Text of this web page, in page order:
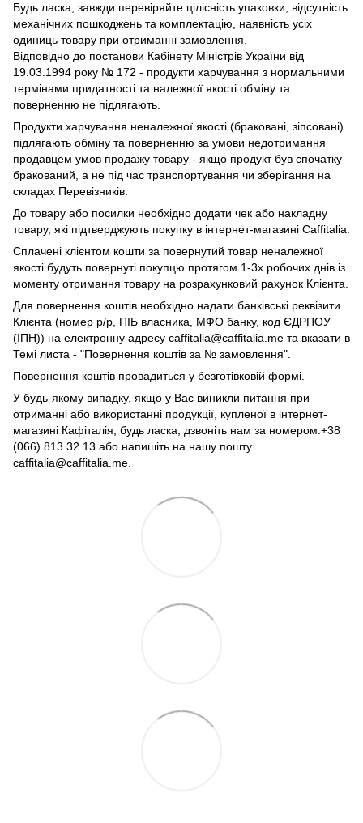
Будь ласка, завжди перевіряйте цілісність упаковки, відсутність
механічних пошкоджень та комплектацію, наявність усіх
одиниць товару при отриманні замовлення.
Відповідно до постанови Кабінету Міністрів України від
19.03.1994 року № 172 - продукти харчування з нормальними
термінами придатності та належної якості обміну та
поверненню не підлягають.
Продукти харчування неналежної якості (браковані, зіпсовані)
підлягають обміну та поверненню за умови недотримання
продавцем умов продажу товару - якщо продукт був спочатку
бракований, а не під час транспортування чи зберігання на
складах Перевізників.
До товару або посилки необхідно додати чек або накладну
товару, які підтверджують покупку в інтернет-магазині Caffitalia.
Сплачені клієнтом кошти за повернутий товар неналежної
якості будуть повернуті покупцю протягом 1-3х робочих днів із
моменту отримання товару на розрахунковий рахунок Клієнта.
Для повернення коштів необхідно надати банківські реквізити
Клієнта (номер р/р, ПІБ власника, МФО банку, код ЄДРПОУ
(ІПН)) на електронну адресу caffitalia@caffitalia.me та вказати в
Темі листа - "Повернення коштів за № замовлення".
Повернення коштів провадиться у безготівковій формі.
У будь-якому випадку, якщо у Вас виникли питання при
отриманні або використанні продукції, купленої в інтернет-
магазині Кафіталія, будь ласка, дзвоніть нам за номером:+38
(066) 813 32 13 або напишіть на нашу пошту
caffitalia@caffitalia.me.